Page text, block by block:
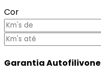
Cor
Garantia Autofilivone